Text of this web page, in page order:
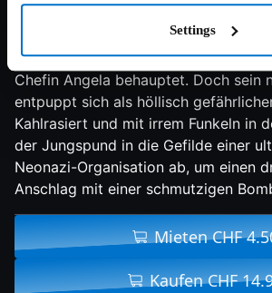
Settings
Nate Foster ist trotz seines jungen
gerissener FBI-Agent. Einer der
Chefin Angela behauptet. Doch sein
entpuppt sich als höllisch
Kahlrasiert und mit irrem Funkeln in
der Jungspund in die Gefilde einer
Neonazi-Organisation ab, um einen
Anschlag mit einer schmutzigen
Mieten CHF
Kaufen CHF